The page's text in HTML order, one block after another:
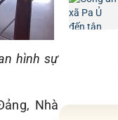
hình sự
Nhà